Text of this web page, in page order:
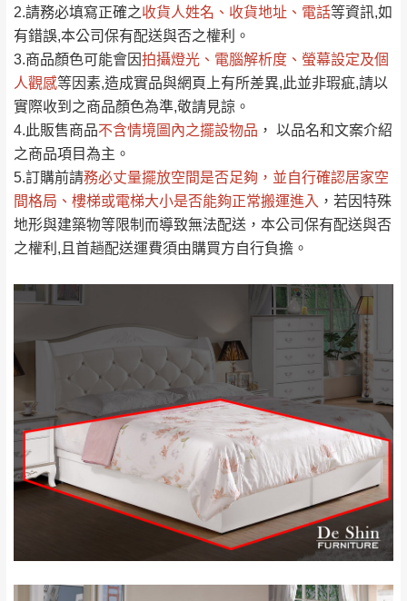
2.請務必填寫正確之收貨人姓名、收貨地址、電話等資訊,如
有錯誤,本公司保有配送與否之權利。
3.商品顏色可能會因拍攝燈光、電腦解析度、螢幕設定及個
人觀感等因素,造成實品與網頁上有所差異,此並非瑕疵,請以
實際收到之商品顏色為準,敬請見諒。
4.此販售商品不含情境圖內之擺設物品 ， 以品名和文案介紹
之商品項目為主。
5.訂購前請務必丈量擺放空間是否足夠 ，並自行確認居家空
間格局、 樓梯或電梯大小是否能夠正常搬運進入 ，若因特殊
地形與建築物等限制而導致無法配送，本公司保有配送與否
之權利,且首趟配送運費須由購買方自行負擔。
運送地區 運送費用
偏遠地區
（請先線上詢問 LINE
→@dershin ）
桃園
免 運
＊A108產品另收運費
復興鄉
新竹
峨眉鄉、五峰鄉、
橫山、北埔鄉、尖
石鄉、寶山鄉山
區、新埔山區、芎
里
台北 無
新北
雙溪、貢寮、烏
來、平溪、九份、
石門、林口 下福
里、新店山區、三
峽山區、石碇、坪
林、福隆、淡水山
區、北投湖山路、
深坑山區
Line客服」來信確認商品是否有「現貨」與
「金額」。
若商品價格或庫存有異常，商家有權取消訂
單。部分網路商品恕無法更改原設計或客製，敬請
見諒！
接單後二日內(不含例假日)，我們客服會與您
電話聯絡或E-Mail通知確認訂單。
（線上客服 LINE → @dershin）
下單前先詢問是否現貨，若未詢問下單後無
（洽詢方式請搜尋 Line ID → @dershin）
運送範圍：限定北至基隆，南至苗栗，偏遠
地區恕無法提供運送 (詳見運送規章)。
配送範圍：
苗栗至基隆；其它地區暫不開放，如因特殊
地型限制(山區、鄉、鎮、村)、樓梯太小、無
法搬運上樓等因素，導致無法配送，本公司
保有出貨的權利。
保護物流人員的工作安全，賣家無提供吊掛
服務，若需以吊車或其他的吊掛方式吊運，
因大型傢俱有組裝、配送的問題，並非一般
全部 依評論高至低排列
依評論低至高排列 只顯示附上圖片
只顯示附上評論